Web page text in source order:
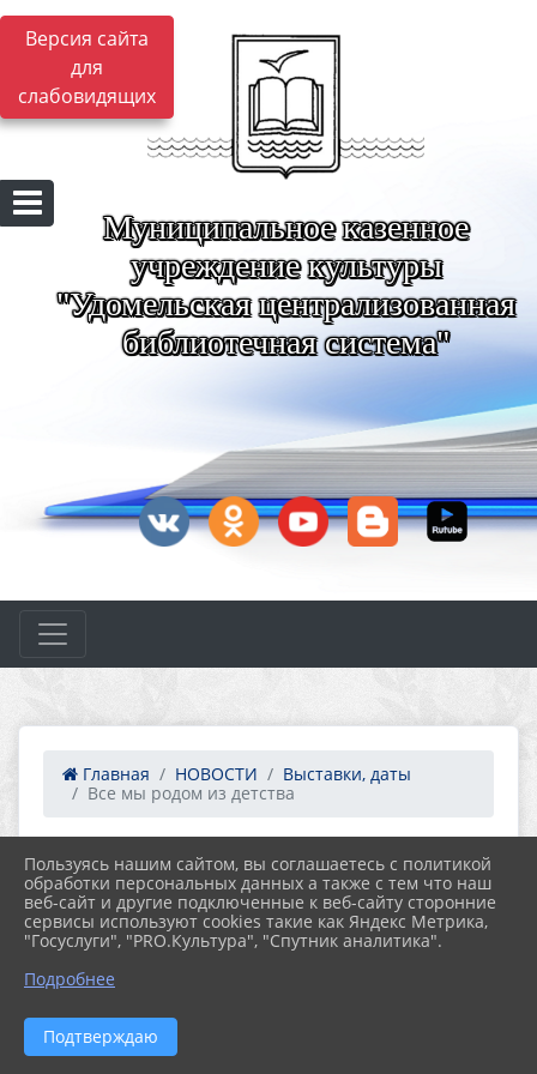
Версия сайта
для
слабовидящих
Муниципальное казенное
учреждение культуры
"Удомельская централизованная
библиотечная система"
Главная НОВОСТИ
Выставки, даты
Все мы родом из детства
01.06.2026 16:11
ВСЕ МЫ РОДОМ ИЗ ДЕТСТВА
Пользуясь нашим сайтом, вы соглашаетесь с политикой
обработки персональных данных а также с тем что наш
веб-сайт и другие подключенные к веб-сайту сторонние
сервисы используют cookies такие как Яндекс Метрика,
"Госуслуги", "PRO.Культура", "Спутник аналитика".
Подробнее
Подтверждаю